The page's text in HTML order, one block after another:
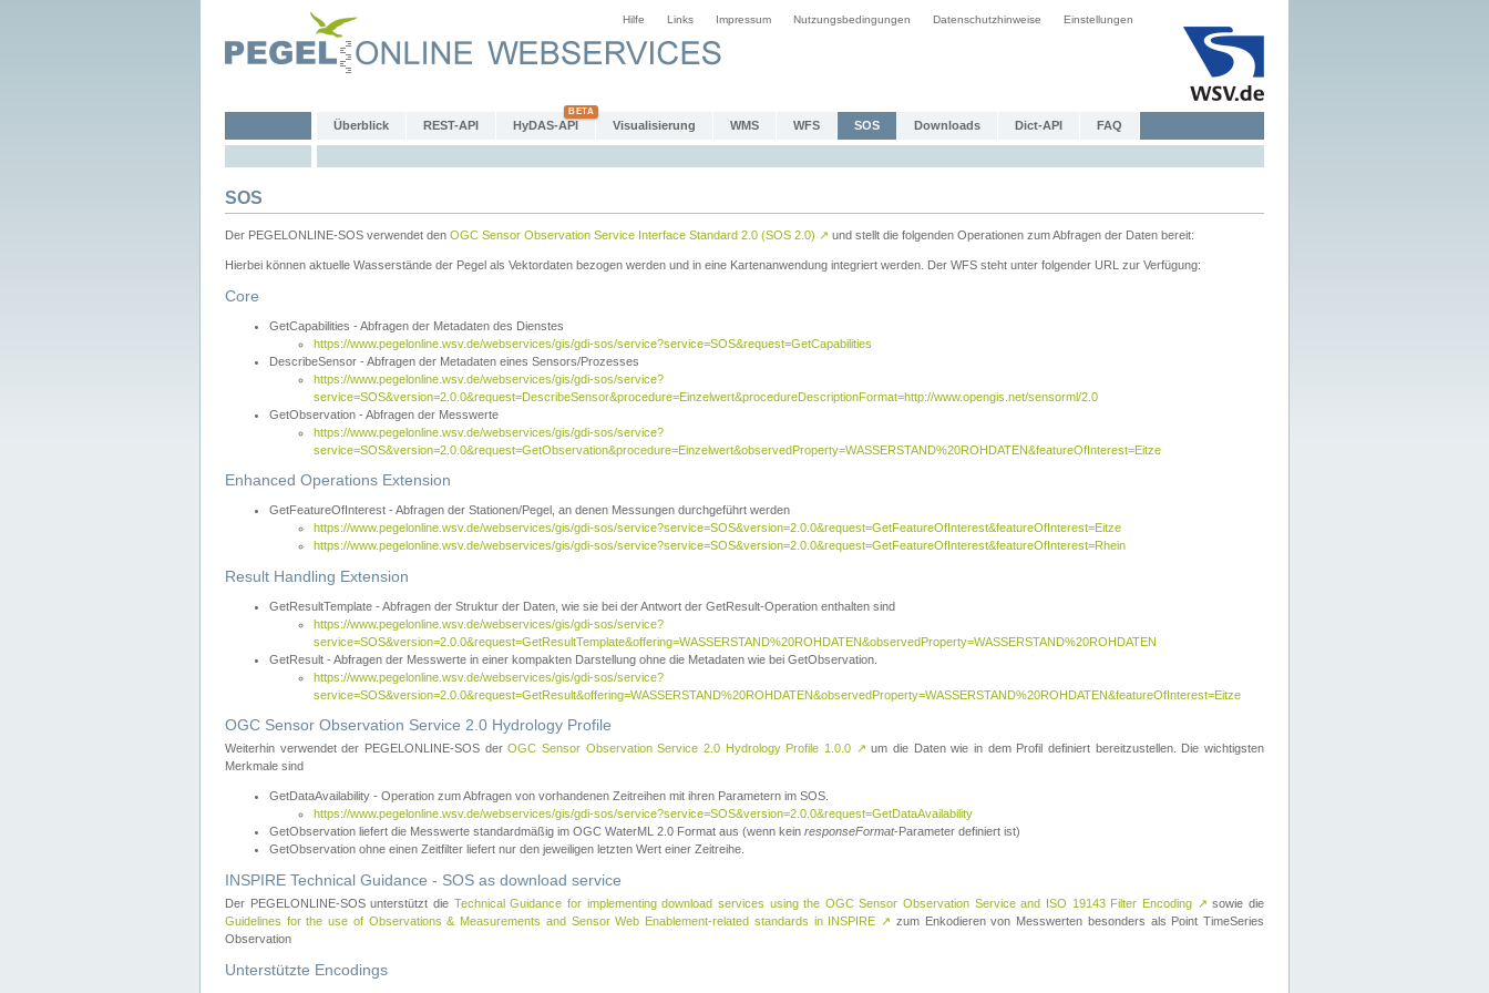
Hilfe Links Impressum Nutzungsbedingungen Datenschutzhinweise Einstellungen
Überblick REST-API HyDAS-API Visualisierung WMS WFS SOS Downloads Dict-API FAQ
SOS
Der PEGELONLINE-SOS verwendet den OGC Sensor Observation Service Interface Standard 2.0 (SOS 2.0) ↗ und stellt die folgenden Operationen zum Abfragen der Daten bereit:
Hierbei können aktuelle Wasserstände der Pegel als Vektordaten bezogen werden und in eine Kartenanwendung integriert werden. Der WFS steht unter folgender URL zur Verfügung:
Core
GetCapabilities - Abfragen der Metadaten des Dienstes
https://www.pegelonline.wsv.de/webservices/gis/gdi-sos/service?service=SOS&request=GetCapabilities
DescribeSensor - Abfragen der Metadaten eines Sensors/Prozesses
https://www.pegelonline.wsv.de/webservices/gis/gdi-sos/service?
service=SOS&version=2.0.0&request=DescribeSensor&procedure=Einzelwert&procedureDescriptionFormat=http://www.opengis.net/sensorml/2.0
GetObservation - Abfragen der Messwerte
https://www.pegelonline.wsv.de/webservices/gis/gdi-sos/service?
service=SOS&version=2.0.0&request=GetObservation&procedure=Einzelwert&observedProperty=WASSERSTAND%20ROHDATEN&featureOfInterest=Eitze
Enhanced Operations Extension
GetFeatureOfInterest - Abfragen der Stationen/Pegel, an denen Messungen durchgeführt werden
https://www.pegelonline.wsv.de/webservices/gis/gdi-sos/service?service=SOS&version=2.0.0&request=GetFeatureOfInterest&featureOfInterest=Eitze
https://www.pegelonline.wsv.de/webservices/gis/gdi-sos/service?service=SOS&version=2.0.0&request=GetFeatureOfInterest&featureOfInterest=Rhein
Result Handling Extension
GetResultTemplate - Abfragen der Struktur der Daten, wie sie bei der Antwort der GetResult-Operation enthalten sind
https://www.pegelonline.wsv.de/webservices/gis/gdi-sos/service?
service=SOS&version=2.0.0&request=GetResultTemplate&offering=WASSERSTAND%20ROHDATEN&observedProperty=WASSERSTAND%20ROHDATEN
GetResult - Abfragen der Messwerte in einer kompakten Darstellung ohne die Metadaten wie bei GetObservation.
https://www.pegelonline.wsv.de/webservices/gis/gdi-sos/service?
service=SOS&version=2.0.0&request=GetResult&offering=WASSERSTAND%20ROHDATEN&observedProperty=WASSERSTAND%20ROHDATEN&featureOfInterest=Eitze
OGC Sensor Observation Service 2.0 Hydrology Profile
Weiterhin verwendet der PEGELONLINE-SOS derOGC Sensor Observation Service 2.0 Hydrology Profile 1.0.0 ↗ um die Daten wie in dem Profil definiert bereitzustellen. Die wichtigsten
Merkmale sind
GetDataAvailability - Operation zum Abfragen von vorhandenen Zeitreihen mit ihren Parametern im SOS.
https://www.pegelonline.wsv.de/webservices/gis/gdi-sos/service?service=SOS&version=2.0.0&request=GetDataAvailability
GetObservation liefert die Messwerte standardmäßig im OGC WaterML 2.0 Format aus (wenn kein responseFormat-Parameter definiert ist)
GetObservation ohne einen Zeitfilter liefert nur den jeweiligen letzten Wert einer Zeitreihe.
INSPIRE Technical Guidance - SOS as download service
Der PEGELONLINE-SOS unterstützt die Technical Guidance for implementing download services using the OGC Sensor Observation Service and ISO 19143 Filter Encoding ↗ sowie die
Guidelines for the use of Observations & Measurements and Sensor Web Enablement-related standards in INSPIRE ↗ zum Enkodieren von Messwerten besonders als Point TimeSeries
Observation
Unterstützte Encodings